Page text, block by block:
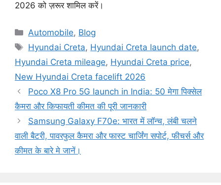
2026 को ज़रूर शामिल करें।
Categories
Automobile, Blog
Tags
Hyundai Creta, Hyundai Creta launch date,
Hyundai Creta mileage, Hyundai Creta price,
New Hyundai Creta facelift 2026
Poco X8 Pro 5G launch in India: 50 मेगा पिक्सेल
कैमरा और किफायती कीमत की पूरी जानकारी
Samsung Galaxy F70e: भारत में लॉन्च, लंबी चलने
वाली बैटरी, पावरफुल कैमरा और फास्ट चार्जिंग सपोर्ट, फीचर्स और
कीमत के बारे मे जानें।